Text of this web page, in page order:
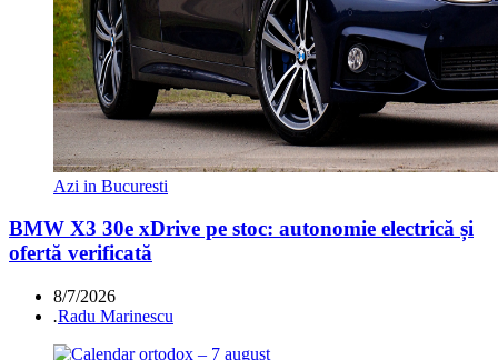
Azi in Bucuresti
BMW X3 30e xDrive pe stoc: autonomie electrică și
ofertă verificată
8/7/2026
.Radu Marinescu